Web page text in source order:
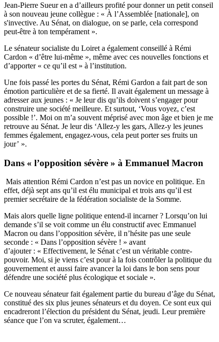
Jean-Pierre Sueur en a d’ailleurs profité pour donner un petit conseil
à son nouveau jeune collègue : « À l’Assemblée [nationale], on
s'invective. Au Sénat, on dialogue, on se parle, cela correspond
peut-être à ton tempérament ».
Le sénateur socialiste du Loiret a également conseillé à Rémi
Cardon « d’être lui-même », même avec ces nouvelles fonctions et
d’apporter « ce qu’il est » à l’institution.
Une fois passé les portes du Sénat, Rémi Gardon a fait part de son
émotion particulière et de sa fierté. Il avait également un message à
adresser aux jeunes : « Je leur dis qu’ils doivent s’engager pour
construire une société meilleure. Et surtout, ‘Vous voyez, c’est
possible !’. Moi on m’a souvent méprisé avec mon âge et bien je me
retrouve au Sénat. Je leur dis ‘Allez-y les gars, Allez-y les jeunes
femmes également, engagez-vous, cela peut porter ses fruits un
jour’ ».
Dans « l’opposition sévère » à Emmanuel Macron
Mais attention Rémi Cardon n’est pas un novice en politique. En
effet, déjà sept ans qu’il est élu municipal et trois ans qu’il est
premier secrétaire de la fédération socialiste de la Somme.
Mais alors quelle ligne politique entend-il incarner ? Lorsqu’on lui
demande s’il se voit comme un élu constructif avec Emmanuel
Macron ou dans l’opposition sévère, il n’hésite pas une seule
seconde : « Dans l’opposition sévère ! » avant
d’ajouter : « Effectivement, le Sénat c’est un véritable contre-
pouvoir. Moi, si je viens c’est pour à la fois contrôler la politique du
gouvernement et aussi faire avancer la loi dans le bon sens pour
défendre une société plus écologique et sociale ».
Ce nouveau sénateur fait également partie du bureau d’âge du Sénat,
constitué des six plus jeunes sénateurs et du doyen. Ce sont eux qui
encadreront l’élection du président du Sénat, jeudi. Leur première
séance que l’on va scruter, également…